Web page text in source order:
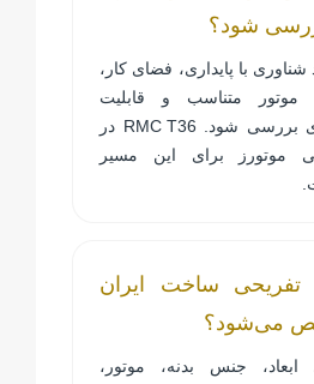
شود؟
شناوری با پایداری، فضای کار،
موتور متناسب و قابلیت
بررسی شود. RMC T36 در
موتورز برای این مسیر
تفریحی ساخت ایران
می‌شود؟
جنس بدنه، موتور،